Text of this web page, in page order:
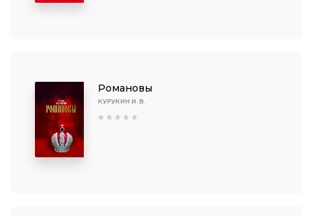
Романовы
КУРУКИН И. В.